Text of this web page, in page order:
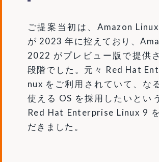
ご提案当初は、Amazon
が 2023 年に控えており、
2022 がプレビュー版で提供
段階でした。元々 Red Hat
nux をご利用されていて、な
使える OS を採用したいとい
Red Hat Enterprise Linux 9
だきました。